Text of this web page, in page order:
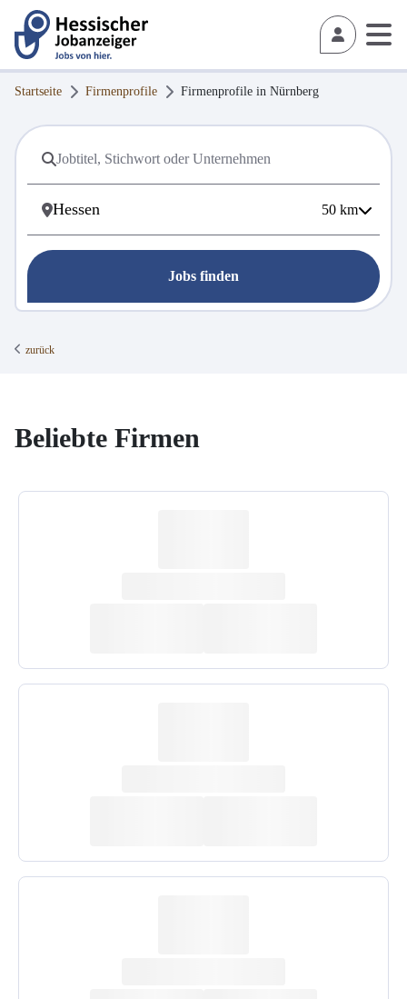
Startseite Firmenprofile Firmenprofile in Nürnberg
50 km
Jobs finden
zurück
Beliebte Firmen